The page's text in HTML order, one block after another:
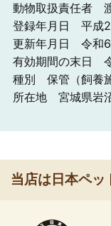
動物取扱責任者
登録年月日 平成
更新年月日 令和
有効期間の末日
種別 保管（飼養
所在地 宮城県岩
当店は日本ペッ